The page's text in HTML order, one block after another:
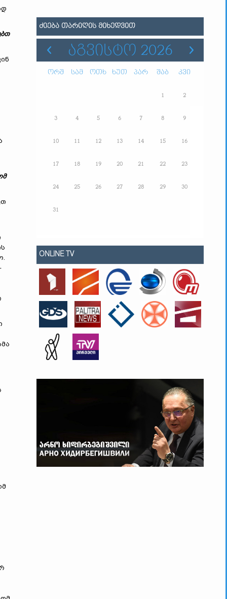
ᲫᲘᲔᲑᲐ ᲗᲐᲠᲘᲦᲘᲡ ᲛᲘᲮᲔᲓᲕᲘᲗ
ᲐᲒᲕᲘᲡᲢᲝ 2026
ორშ სამ ოთხ ხუთ პარ შაბ კვი
1 2
3 4 5 6 7 8 9
10 11 12 13 14 15 16
17 18 19 20 21 22 23
24 25 26 27 28 29 30
31
ONLINE TV